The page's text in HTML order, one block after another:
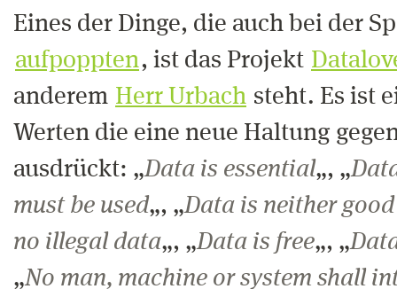
Eines der Dinge, die auch bei der
aufpoppten, ist das Projekt
anderem Herr Urbach steht. Es ist
Werten die eine neue Haltung
ausdrückt: „Data is essential„, „
must be used„, „Data is neither
no illegal data„, „Data is free„, „
„No man, machine or system shall